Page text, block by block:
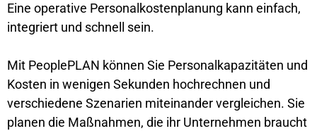
Eine operative Personalkostenplanung kann einfach,
integriert und schnell sein.
Mit PeoplePLAN können Sie Personalkapazitäten und
Kosten in wenigen Sekunden hochrechnen und
verschiedene Szenarien miteinander vergleichen. Sie
planen die Maßnahmen, die ihr Unternehmen braucht